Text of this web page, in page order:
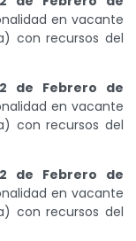
en vacante
con recursos del
de Febrero de
en vacante
con recursos del
de Febrero de
en vacante
con recursos del